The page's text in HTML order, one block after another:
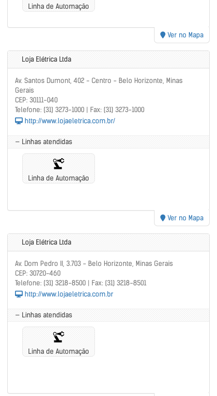
Linha de Automação
Ver no Mapa
Loja Elétrica Ltda
Av. Santos Dumont, 402 - Centro - Belo Horizonte, Minas
Gerais
CEP: 30111-040
Telefone: (31) 3273-1000 | Fax: (31) 3273-1000
http://www.lojaeletrica.com.br/
— Linhas atendidas
Linha de Automação
Ver no Mapa
Loja Elétrica Ltda
Av. Dom Pedro II, 3.703 - Belo Horizonte, Minas Gerais
CEP: 30720-460
Telefone: (31) 3218-8500 | Fax: (31) 3218-8501
http://www.lojaeletrica.com.br
— Linhas atendidas
Linha de Automação